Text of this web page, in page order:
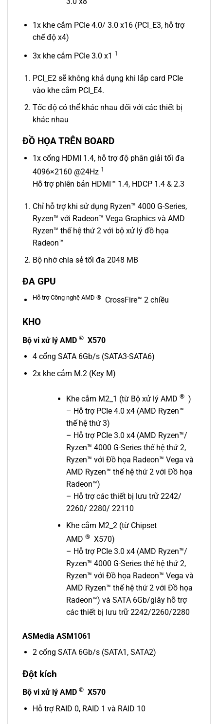
1x khe cắm PCIe 4.0/ 3.0 x16 (PCI_E3, hỗ trợ
chế độ x4)
3x khe cắm PCIe 3.0 x1 1
PCI_E2 sẽ không khả dụng khi lắp card PCIe
vào khe cắm PCI_E4.
Tốc độ có thể khác nhau đối với các thiết bị
khác nhau
ĐỒ HỌA TRÊN BOARD
1x cổng HDMI 1.4, hỗ trợ độ phân giải tối đa
4096×2160 @24Hz 1
Hỗ trợ phiên bản HDMI™ 1.4, HDCP 1.4 & 2.3
Chỉ hỗ trợ khi sử dụng Ryzen™ 4000 G-Series,
Ryzen™ với Radeon™ Vega Graphics và AMD
Ryzen™ thế hệ thứ 2 với bộ xử lý đồ họa
Radeon™
Bộ nhớ chia sẻ tối đa 2048 MB
ĐA GPU
Hỗ trợ Công nghệ AMD ®CrossFire™ 2 chiều
KHO
Bộ vi xử lý AMD ® X570
4 cổng SATA 6Gb/s (SATA3-SATA6)
2x khe cắm M.2 (Key M)
Khe cắm M2_1 (từ Bộ xử lý AMD ®)
– Hỗ trợ PCIe 4.0 x4 (AMD Ryzen™
thế hệ thứ 3)
– Hỗ trợ PCIe 3.0 x4 (AMD Ryzen™/
Ryzen™ 4000 G-Series thế hệ thứ 2,
Ryzen™ với Đồ họa Radeon™ Vega và
AMD Ryzen™ thế hệ thứ 2 với Đồ họa
Radeon™)
– Hỗ trợ các thiết bị lưu trữ 2242/
2260/ 2280/ 22110
Khe cắm M2_2 (từ Chipset
AMD ®X570)
– Hỗ trợ PCIe 3.0 x4 (AMD Ryzen™/
Ryzen™ 4000 G-Series thế hệ thứ 2,
Ryzen™ với Đồ họa Radeon™ Vega và
AMD Ryzen™ thế hệ thứ 2 với Đồ họa
Radeon™) và SATA 6Gb/giây hỗ trợ
các thiết bị lưu trữ 2242/2260/2280
ASMedia ASM1061
2 cổng SATA 6Gb/s (SATA1, SATA2)
Đột kích
Bộ vi xử lý AMD ® X570
Hỗ trợ RAID 0, RAID 1 và RAID 10